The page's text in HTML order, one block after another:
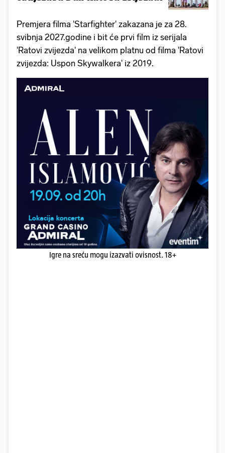
Premjera filma 'Starfighter' zakazana je za 28.
svibnja 2027.godine i bit će prvi film iz serijala
'Ratovi zvijezda' na velikom platnu od filma 'Ratovi
zvijezda: Uspon Skywalkera' iz 2019.
Igre na sreću mogu izazvati ovisnost. 18+